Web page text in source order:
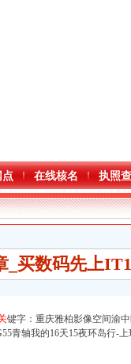
点 在线核名 执照
_买数码先上
键字：重庆雅柏影像空间渝
青轴我的16天15夜环岛行-